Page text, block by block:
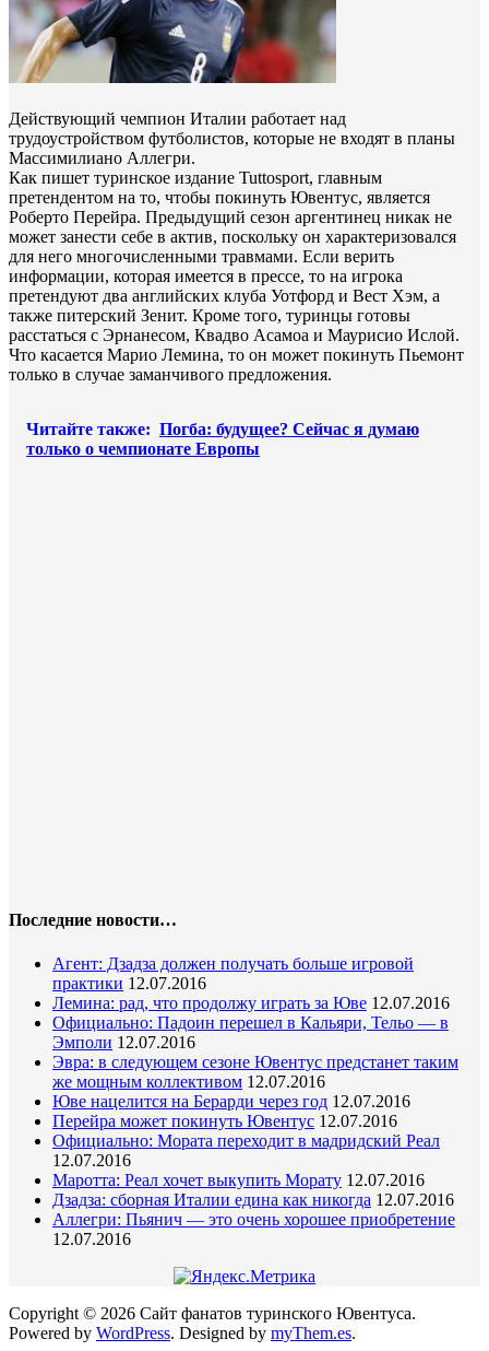
Действующий чемпион Италии работает над
трудоустройством футболистов, которые не входят в планы
Массимилиано Аллегри.
Как пишет туринское издание Tuttosport, главным
претендентом на то, чтобы покинуть Ювентус, является
Роберто Перейра. Предыдущий сезон аргентинец никак не
может занести себе в актив, поскольку он характеризовался
для него многочисленными травмами. Если верить
информации, которая имеется в прессе, то на игрока
претендуют два английских клуба Уотфорд и Вест Хэм, а
также питерский Зенит. Кроме того, туринцы готовы
расстаться с Эрнанесом, Квадво Асамоа и Маурисио Ислой.
Что касается Марио Лемина, то он может покинуть Пьемонт
только в случае заманчивого предложения.
Читайте также: Погба: будущее? Сейчас я думаю
только о чемпионате Европы
Последние новости…
Агент: Дзадза должен получать больше игровой
практики 12.07.2016
Лемина: рад, что продолжу играть за Юве 12.07.2016
Официально: Падоин перешел в Кальяри, Тельо — в
Эмполи 12.07.2016
Эвра: в следующем сезоне Ювентус предстанет таким
же мощным коллективом 12.07.2016
Юве нацелится на Берарди через год 12.07.2016
Перейра может покинуть Ювентус 12.07.2016
Официально: Мората переходит в мадридский Реал
12.07.2016
Маротта: Реал хочет выкупить Морату 12.07.2016
Дзадза: сборная Италии едина как никогда 12.07.2016
Аллегри: Пьянич — это очень хорошее приобретение
12.07.2016
Copyright © 2026 Сайт фанатов туринского Ювентуса.
Powered by WordPress. Designed by myThem.es.